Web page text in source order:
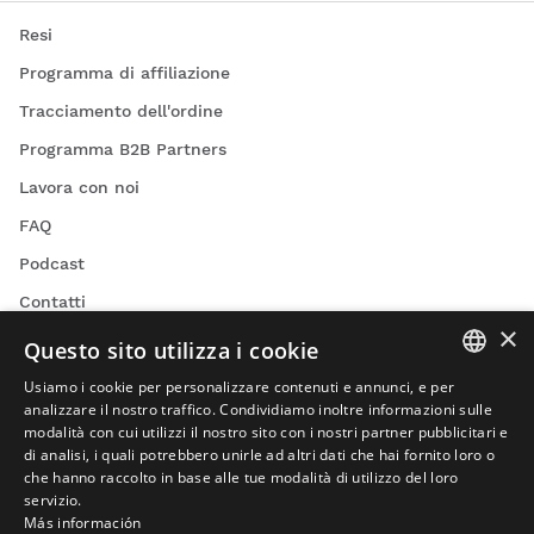
Resi
Programma di affiliazione
Tracciamento dell'ordine
Programma B2B Partners
Lavora con noi
FAQ
Podcast
Contatti
Blog
Trova il tuo negozio Siroko
Video ciclismo
SPANISH
ENGLISH
GREEK
×
Questo sito utilizza i cookie
Usiamo i cookie per personalizzare contenuti e annunci, e per
analizzare il nostro traffico. Condividiamo inoltre informazioni sulle
modalità con cui utilizzi il nostro sito con i nostri partner pubblicitari e
di analisi, i quali potrebbero unirle ad altri dati che hai fornito loro o
che hanno raccolto in base alle tue modalità di utilizzo del loro
servizio.
Más información